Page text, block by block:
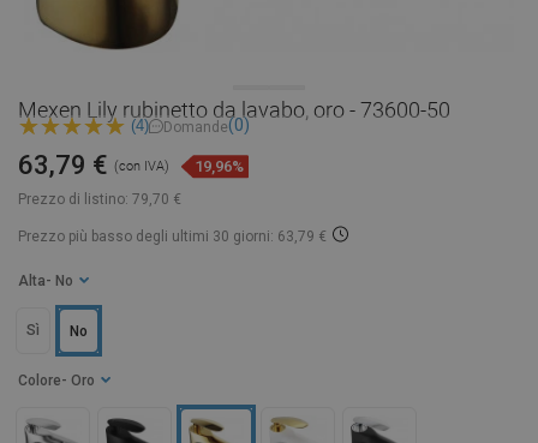
Mexen Lily rubinetto da lavabo, oro - 73600-50
(4) Domande(0)
Prezzo di listino: 79,70 €
63,79 € (con IVA) 19,96%
Prezzo più basso degli ultimi 30 giorni: 63,79 €
Colore - Oro
Alta - No
No
Sì